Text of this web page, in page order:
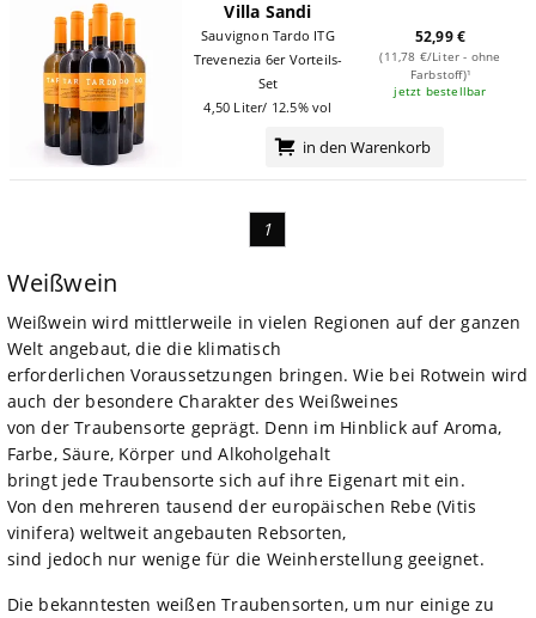
Villa Sandi
Sauvignon Tardo ITG
Trevenezia 6er Vorteils-
Set
4,50 Liter/ 12.5% vol
52,99 €
(11,78 €/Liter - ohne
Farbstoff)¹
jetzt bestellbar
in den Warenkorb
1
Weißwein
Weißwein wird mittlerweile in vielen Regionen auf der ganzen
Welt angebaut, die die klimatisch
erforderlichen Voraussetzungen bringen. Wie bei Rotwein wird
auch der besondere Charakter des Weißweines
von der Traubensorte geprägt. Denn im Hinblick auf Aroma,
Farbe, Säure, Körper und Alkoholgehalt
bringt jede Traubensorte sich auf ihre Eigenart mit ein.
Von den mehreren tausend der europäischen Rebe (Vitis
vinifera) weltweit angebauten Rebsorten,
sind jedoch nur wenige für die Weinherstellung geeignet.
Die bekanntesten weißen Traubensorten, um nur einige zu